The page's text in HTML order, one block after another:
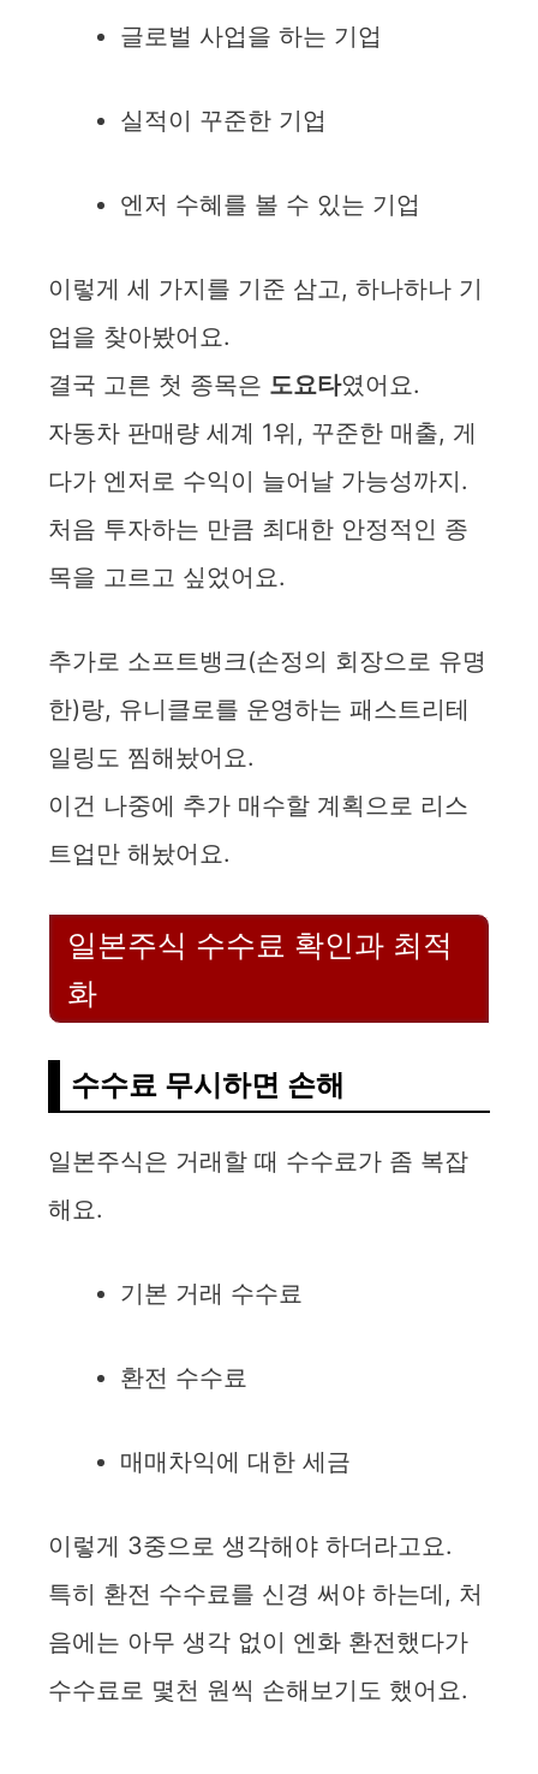
글로벌 사업을 하는 기업
실적이 꾸준한 기업
엔저 수혜를 볼 수 있는 기업
이렇게 세 가지를 기준 삼고, 하나하나 기
업을 찾아봤어요.
결국 고른 첫 종목은 도요타였어요.
자동차 판매량 세계 1위, 꾸준한 매출, 게
다가 엔저로 수익이 늘어날 가능성까지.
처음 투자하는 만큼 최대한 안정적인 종
목을 고르고 싶었어요.
추가로 소프트뱅크(손정의 회장으로 유명
한)랑, 유니클로를 운영하는 패스트리테
일링도 찜해놨어요.
이건 나중에 추가 매수할 계획으로 리스
트업만 해놨어요.
일본주식 수수료 확인과 최적
화
수수료 무시하면 손해
일본주식은 거래할 때 수수료가 좀 복잡
해요.
기본 거래 수수료
환전 수수료
매매차익에 대한 세금
이렇게 3중으로 생각해야 하더라고요.
특히 환전 수수료를 신경 써야 하는데, 처
음에는 아무 생각 없이 엔화 환전했다가
수수료로 몇천 원씩 손해보기도 했어요.